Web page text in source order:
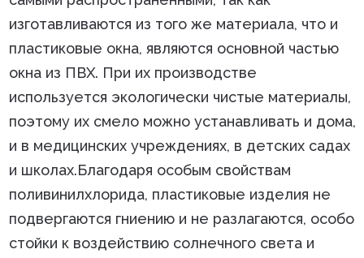
изготавливаются из того же материала, что и
пластиковые окна, являются основной частью
окна из ПВХ. При их производстве
используется экологически чистые материалы,
поэтому их смело можно устанавливать и дома,
и в медицинских учреждениях, в детских садах
и школах.Благодаря особым свойствам
поливинилхлорида, пластиковые изделия не
подвергаются гниению и не разлагаются, особо
стойки к воздействию солнечного света и